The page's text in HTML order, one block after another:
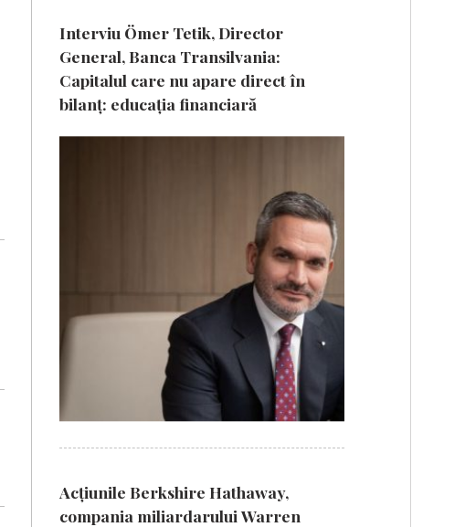
Interviu Ömer Tetik, Director
General, Banca Transilvania:
Capitalul care nu apare direct în
bilanț: educația financiară
Acțiunile Berkshire Hathaway,
compania miliardarului Warren